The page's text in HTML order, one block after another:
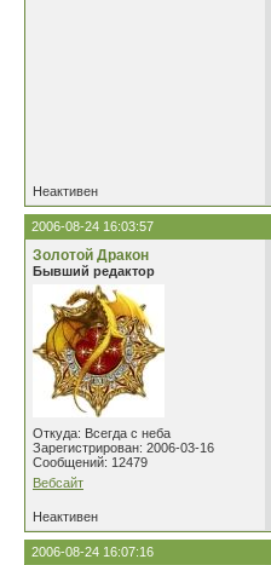
Неактивен
2006-08-24 16:03:57
Золотой Дракон
Бывший редактор
Откуда: Всегда с неба
Зарегистрирован: 2006-03-16
Сообщений: 12479
Вебсайт
Неактивен
2006-08-24 16:07:16